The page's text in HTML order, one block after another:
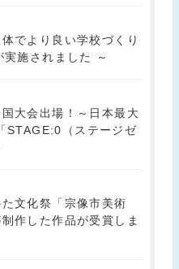
でより良い学校づくり
施されました ～
大会出場！～日本最大
STAGE:0（ステージゼ
文化祭「宗像市美術
作した作品が受賞しま